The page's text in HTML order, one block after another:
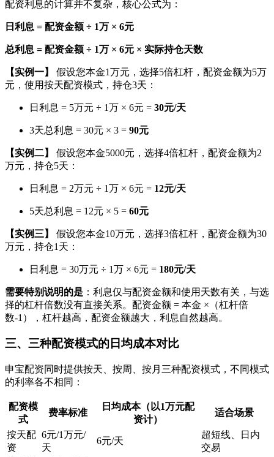
配资利息的计算并不复杂，核心公式为：
日利息 = 配资金额 ÷ 1万 × 6元
总利息 = 配资金额 ÷ 1万 × 6元 × 实际持仓天数
【实例一】
假设您本金1万元，选择5倍杠杆，配资金额为5万
元，使用按天配资模式，持仓3天：
日利息 = 5万元 ÷ 1万 × 6元 = 30元/天
3天总利息 = 30元 × 3 = 90元
【实例二】
假设您本金5000元，选择4倍杠杆，配资金额为2
万元，持仓5天：
日利息 = 2万元 ÷ 1万 × 6元 = 12元/天
5天总利息 = 12元 × 5 = 60元
【实例三】
假设您本金10万元，选择3倍杠杆，配资金额为30
万元，持仓1天：
日利息 = 30万元 ÷ 1万 × 6元 = 180元/天
需要特别说明的是 ：利息仅与配资金额和使用天数有关，与选
择的杠杆倍数没有直接关系。配资金额 = 本金 ×（杠杆倍
数-1），杠杆越高，配资金额越大，利息自然越高。
三、三种配资模式的日均成本对比
申宝配资同时提供按天、按周、按月三种配资模式，不同模式
的利率各不相同：
配资模
式
费率标准
日均成本（以1万元配
资计）
适合场景
按天配
资
6元/1万元/
天
6元/天
超短线、日内
交易